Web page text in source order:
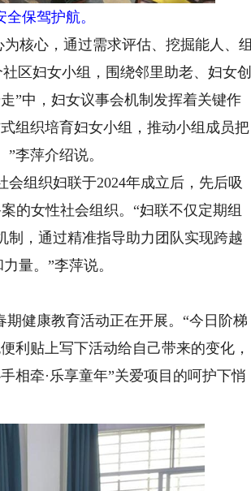
保驾护航。
核心，通过需求评估、挖掘能人、组
区妇女小组，围绕邻里助老、妇女创
”中，妇女议事会机制发挥着关键作
组织培育妇女小组，推动小组成员把
李萍介绍说。
组织妇联于2024年成立后，先后吸
的女性社会组织。“妇联不仅定期组
制，通过精准指导助力团队实现跨越
量。”李萍说。
健康教育活动正在开展。“今日阶梯
利贴上写下活动给自己带来的变化，
相牵·乐享童年”关爱项目的呵护下悄